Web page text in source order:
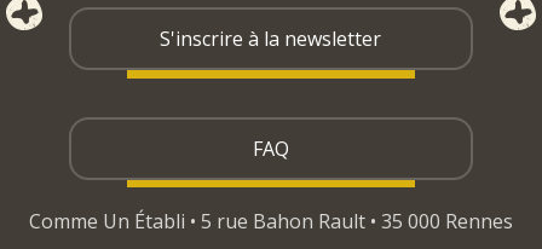
S'inscrire à la newsletter
FAQ
Comme Un Établi • 5 rue Bahon Rault • 35 000 Rennes